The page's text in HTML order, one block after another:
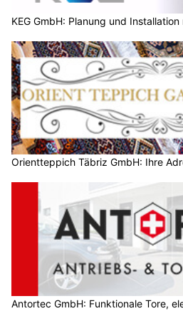
KEG GmbH: Planung und
Orientteppich Täbriz GmbH: Ihre
Antortec GmbH: Funktionale Tore,